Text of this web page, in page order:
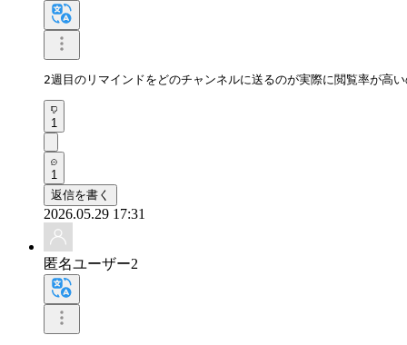
2週目のリマインドをどのチャンネルに送るのが実際に閲覧率が高
1
1
返信を書く
2026.05.29 17:31
匿名ユーザー2